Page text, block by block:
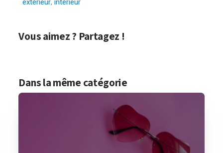
Vous aimez ? Partagez !
Dans la même catégorie